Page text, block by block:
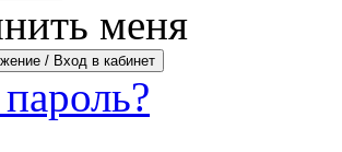
меня